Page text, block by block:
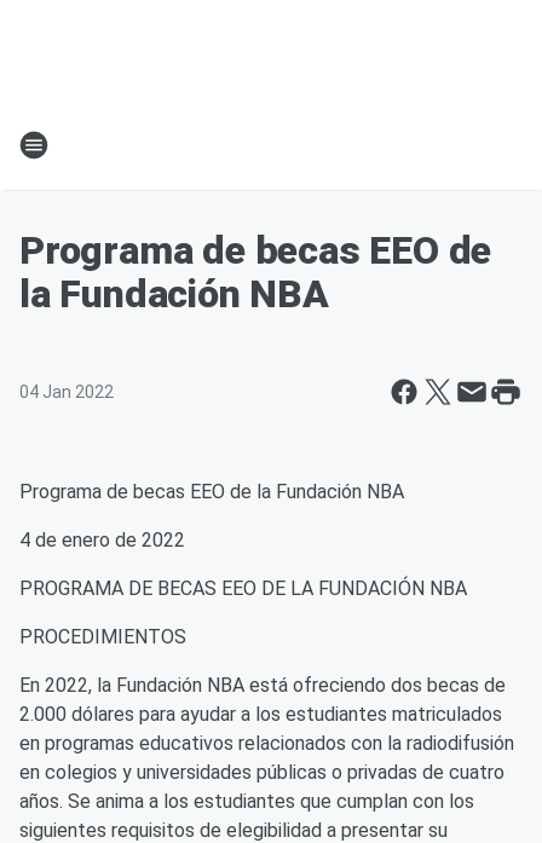
Programa de becas EEO de
la Fundación NBA
04 Jan 2022
Programa de becas EEO de la Fundación NBA
4 de enero de 2022
PROGRAMA DE BECAS EEO DE LA FUNDACIÓN NBA
PROCEDIMIENTOS
En 2022, la Fundación NBA está ofreciendo dos becas de
2.000 dólares para ayudar a los estudiantes matriculados
en programas educativos relacionados con la radiodifusión
en colegios y universidades públicas o privadas de cuatro
años. Se anima a los estudiantes que cumplan con los
siguientes requisitos de elegibilidad a presentar su